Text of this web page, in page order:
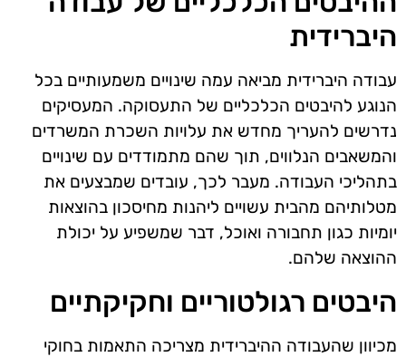
היברידית
עבודה היברידית מביאה עמה שינויים משמעותיים בכל
הנוגע להיבטים הכלכליים של התעסוקה. המעסיקים
נדרשים להעריך מחדש את עלויות השכרת המשרדים
והמשאבים הנלווים, תוך שהם מתמודדים עם שינויים
בתהליכי העבודה. מעבר לכך, עובדים שמבצעים את
מטלותיהם מהבית עשויים ליהנות מחיסכון בהוצאות
יומיות כגון תחבורה ואוכל, דבר שמשפיע על יכולת
ההוצאה שלהם.
היבטים רגולטוריים וחקיקתיים
מכיוון שהעבודה ההיברידית מצריכה התאמות בחוקי